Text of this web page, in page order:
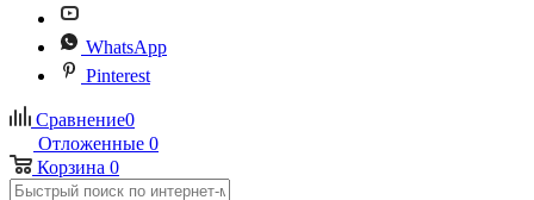
WhatsApp
Pinterest
Сравнение0
Отложенные 0
Корзина 0